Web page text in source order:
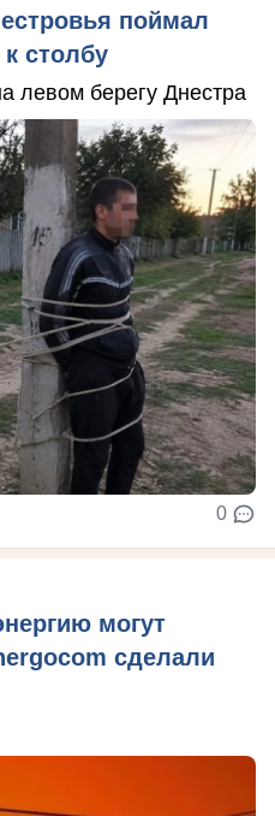
поймал
столбу
левом берегу Днестра
0
могут
сделали